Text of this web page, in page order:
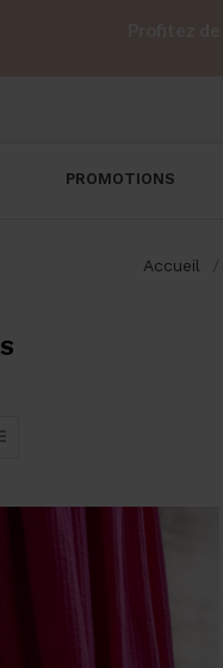
PROMOTIONS
Accueil